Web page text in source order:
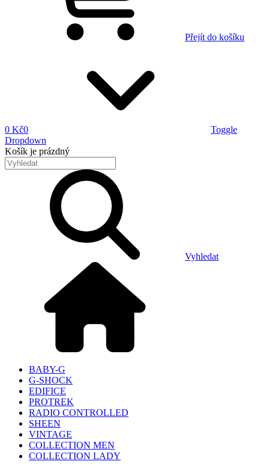
Přejít do košíku
0 Kč0
Toggle
Dropdown
Košík je prázdný
Vyhledat
BABY-G
G-SHOCK
EDIFICE
PROTREK
RADIO CONTROLLED
SHEEN
VINTAGE
COLLECTION MEN
COLLECTION LADY